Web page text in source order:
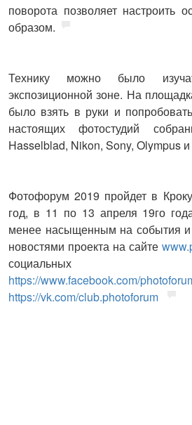
поворота позволяет настроить
образом.
Технику можно было
экспозиционной зоне. На
было взять в руки и
настоящих фотостудий
Hasselblad, Nikon, Sony, Olympus
Фотофорум 2019 пройдет в
год, в 11 по 13 апреля 19го
менее насыщенным на события
новостями проекта на сайте
https://www.facebook.com/
https://vk.com/club.photoforum